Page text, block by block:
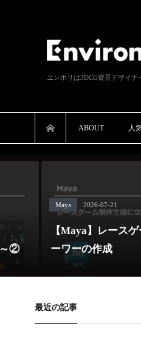
エンホリは3DCG背景デザイナ
ABOUT 人
～②
Maya 2026-07-21
【Maya】レース
ーワーの作成
最近の記事